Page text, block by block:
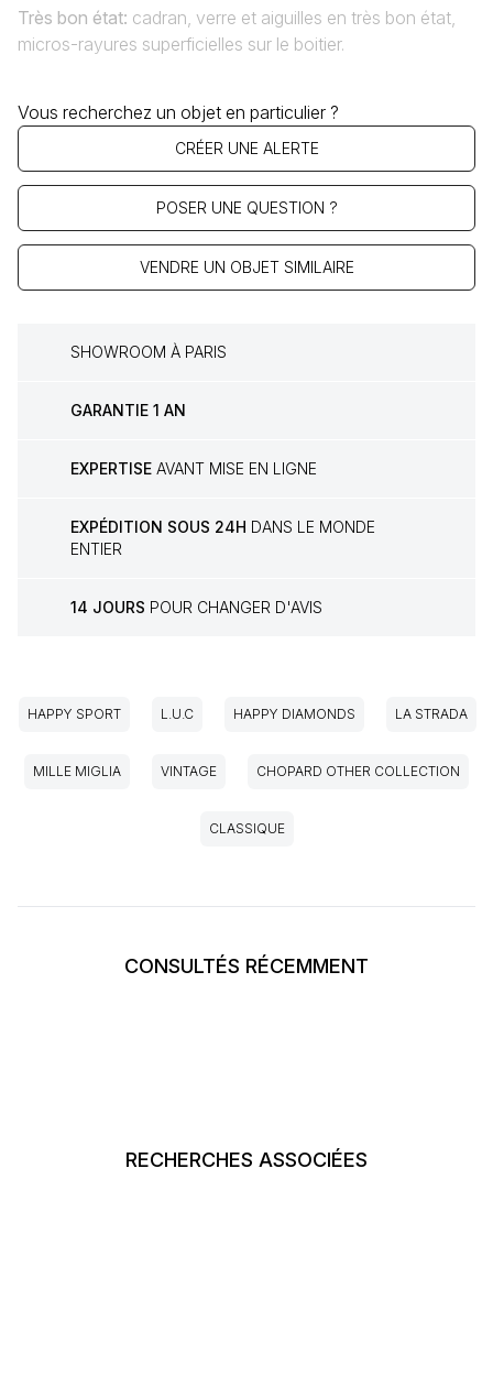
Très bon état: cadran, verre et aiguilles en très bon état,
micros-rayures superficielles sur le boitier.
Vous recherchez un objet en particulier ?
CRÉER UNE ALERTE
POSER UNE QUESTION ?
VENDRE UN OBJET SIMILAIRE
SHOWROOM À PARIS
GARANTIE 1 AN
EXPERTISE AVANT MISE EN LIGNE
EXPÉDITION SOUS 24H DANS LE MONDE
ENTIER
14 JOURS POUR CHANGER D'AVIS
HAPPY SPORT L.U.C HAPPY DIAMONDS LA STRADA
MILLE MIGLIA VINTAGE CHOPARD OTHER COLLECTION
CLASSIQUE
CONSULTÉS RÉCEMMENT
RECHERCHES ASSOCIÉES